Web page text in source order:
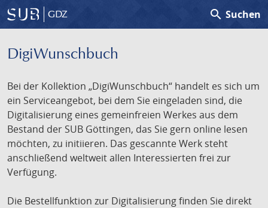
GDZ search Suchen
DigiWunschbuch
Bei der Kollektion „DigiWunschbuch“ handelt es sich um
ein Serviceangebot, bei dem Sie eingeladen sind, die
Digitalisierung eines gemeinfreien Werkes aus dem
Bestand der SUB Göttingen, das Sie gern online lesen
möchten, zu initiieren. Das gescannte Werk steht
anschließend weltweit allen Interessierten frei zur
Verfügung.
Die Bestellfunktion zur Digitalisierung finden Sie direkt